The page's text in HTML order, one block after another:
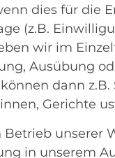
dies für die
(z.B.
wir im
Ausübung
dann
Gerichte
unserer
in unserem